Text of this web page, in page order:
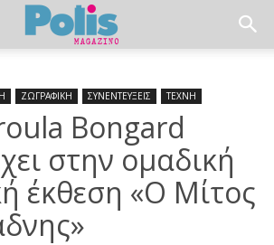
ΖΩΓΡΑΦΙΚΗ ΣΥΝΕΝΤΕΥΞΕΙΣ ΤΕΧΝΗ
Bongard
στην ομαδική
έκθεση «O Μίτος